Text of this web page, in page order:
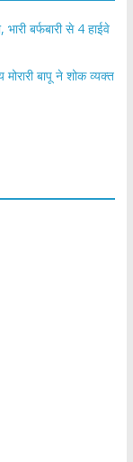
बर्फबारी से 4 हाईवे
बापू ने शोक व्यक्त